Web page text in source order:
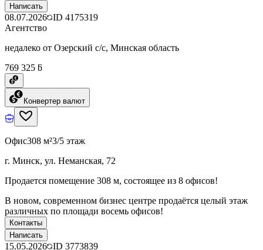
Написать
08.07.2026 ID 4175319
Агентство
недалеко от Озерский с/с, Минская область
769 325 ƃ
Конвертер валют
Офис308 м²3/5 этаж
г. Минск, ул. Неманская, 72
Продается помещение 308 м, состоящее из 8 офисов!
В новом, современном бизнес центре продаётся целый этаж
различных по площади восемь офисов!
Контакты
Написать
15.05.2026 ID 3773839